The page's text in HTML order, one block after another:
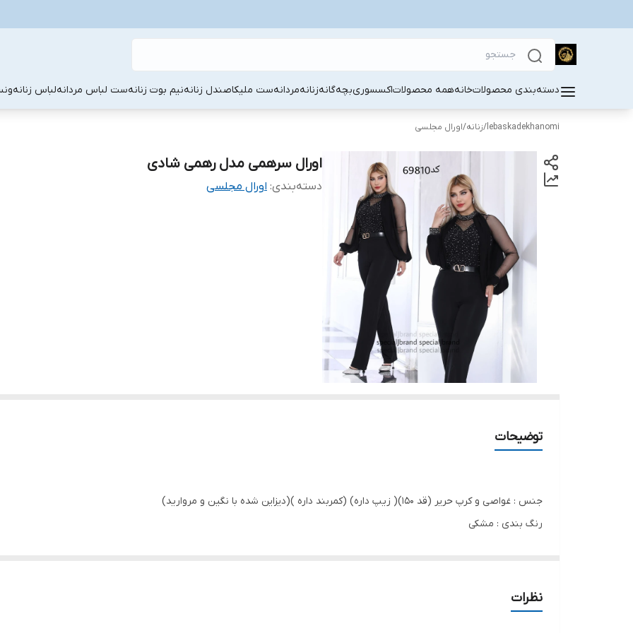
دسته‌بندی محصولاتخانههمه محصولاتاکسسوریبچه‌گانهزنانهمردانهست ملیکاصندل زنانهنیم بوت زنانهست لباس مردانهلباس زنانه
lebaskadekhanomi
/زنانه/اورال مجلسی
اورال سرهمی مدل رهمی شادی
دسته‌بندی: اورال مجلسی
توضیحات
جنس : غواصی و کرپ حریر (قد ۱۵۰)( زیپ داره) (کمربند داره )(دیزاین شده با نگین و مروارید)
رنگ بندی : مشکی
نظرات